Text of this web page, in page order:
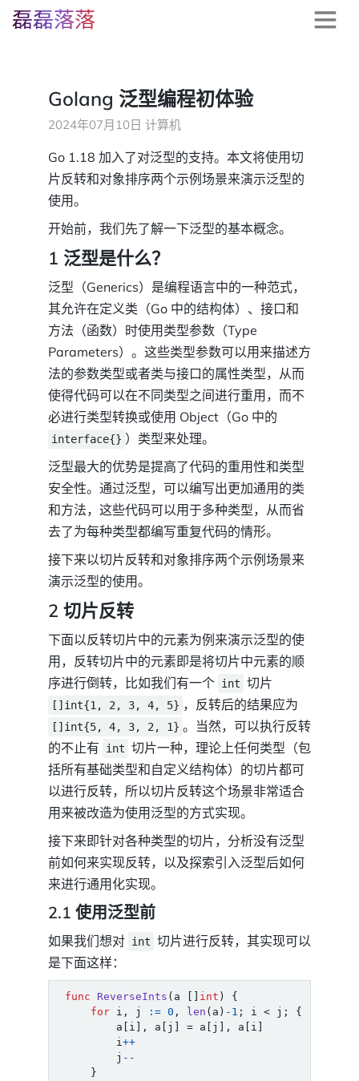
磊磊落落
Golang 泛型编程初体验
2024年07月10日 计算机
Go 1.18 加入了对泛型的支持。本文将使用切
片反转和对象排序两个示例场景来演示泛型的
使用。
开始前，我们先了解一下泛型的基本概念。
1 泛型是什么？
泛型（Generics）是编程语言中的一种范式，
其允许在定义类（Go 中的结构体）、接口和
方法（函数）时使用类型参数（Type
Parameters）。这些类型参数可以用来描述方
法的参数类型或者类与接口的属性类型，从而
使得代码可以在不同类型之间进行重用，而不
必进行类型转换或使用 Object（Go 中的
interface{} ）类型来处理。
泛型最大的优势是提高了代码的重用性和类型
安全性。通过泛型，可以编写出更加通用的类
和方法，这些代码可以用于多种类型，从而省
去了为每种类型都编写重复代码的情形。
接下来以切片反转和对象排序两个示例场景来
演示泛型的使用。
2 切片反转
下面以反转切片中的元素为例来演示泛型的使
用，反转切片中的元素即是将切片中元素的顺
序进行倒转，比如我们有一个 int 切片
[]int{1, 2, 3, 4, 5} ，反转后的结果应为
[]int{5, 4, 3, 2, 1} 。当然，可以执行反转
的不止有
int 切片一种，理论上任何类型（包
括所有基础类型和自定义结构体）的切片都可
以进行反转，所以切片反转这个场景非常适合
用来被改造为使用泛型的方式实现。
接下来即针对各种类型的切片，分析没有泛型
前如何来实现反转，以及探索引入泛型后如何
来进行通用化实现。
2.1 使用泛型前
如果我们想对 int 切片进行反转，其实现可以
是下面这样：
func ReverseInts ( a int )
{
for i , j := 0 , len ( a ) - 1 ; i < j ;
{
a
i ], a j = a j ], a i
i++
j --
}